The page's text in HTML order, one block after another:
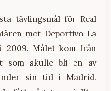
tävlingsmål för Real
mot Deportivo La
2009. Målet kom från
som skulle bli en av
sin tid i Madrid.